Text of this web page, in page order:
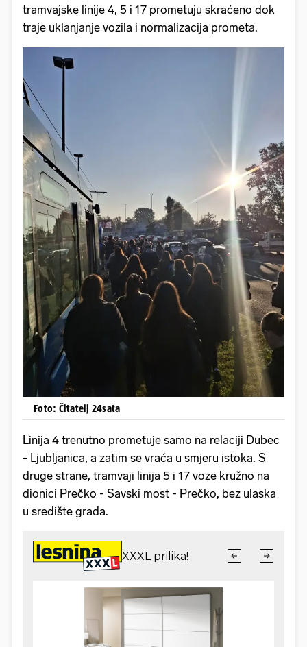
tramvajske linije 4, 5 i 17 prometuju skraćeno dok
traje uklanjanje vozila i normalizacija prometa.
Foto: Čitatelj 24sata
Linija 4 trenutno prometuje samo na relaciji Dubec
- Ljubljanica, a zatim se vraća u smjeru istoka. S
druge strane, tramvaji linija 5 i 17 voze kružno na
dionici Prečko - Savski most - Prečko, bez ulaska
u središte grada.